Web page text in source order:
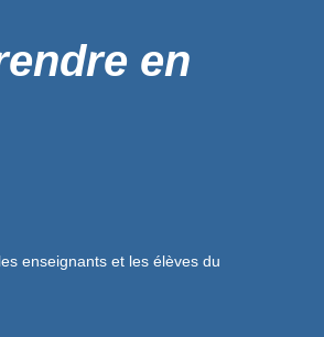
en
enseignants et les élèves du